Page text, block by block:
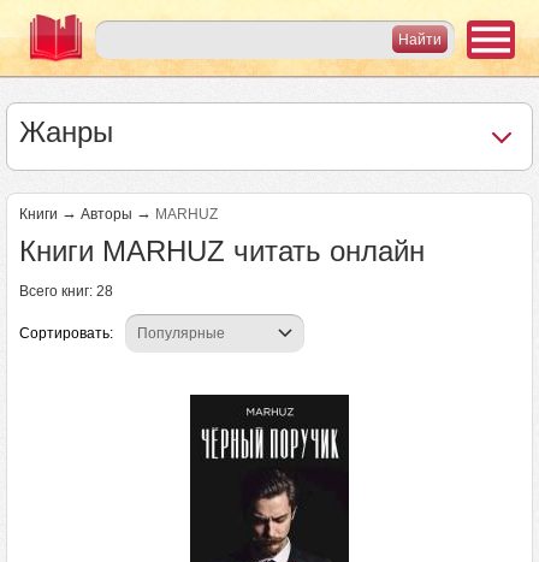
Жанры
Книги → Авторы → MARHUZ
Книги MARHUZ читать онлайн
Всего книг: 28
Сортировать:
Страницы